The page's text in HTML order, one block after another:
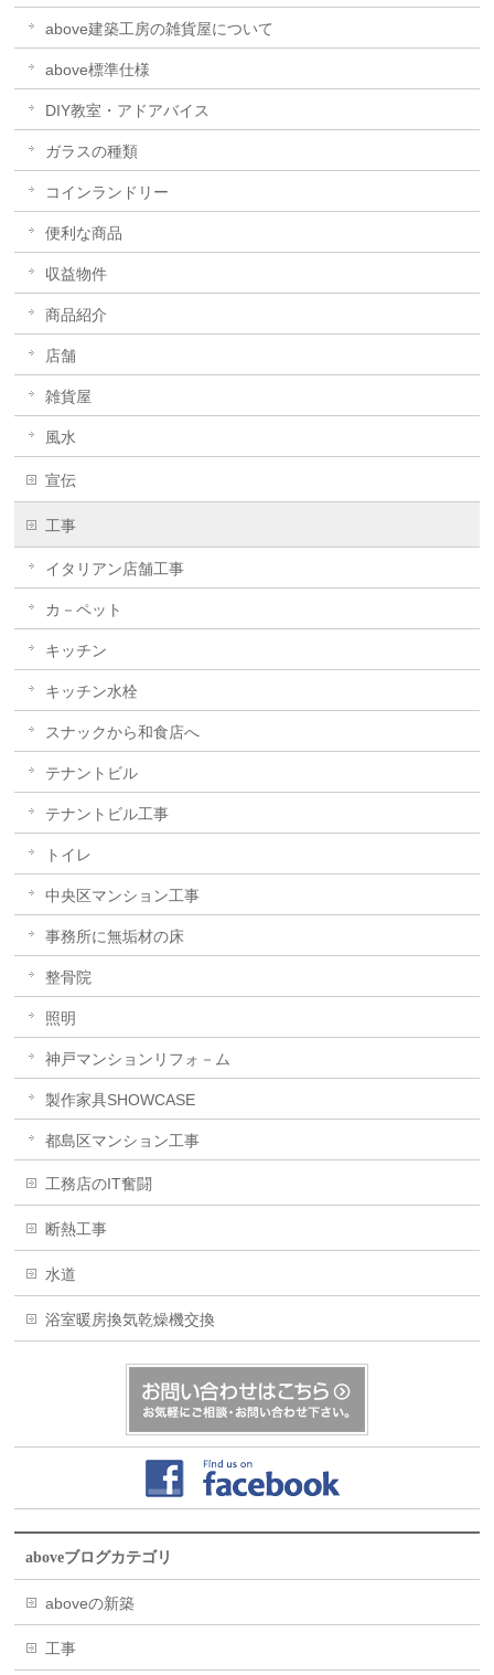
above建築工房の雑貨屋について
above標準仕様
DIY教室・アドアバイス
ガラスの種類
コインランドリー
便利な商品
収益物件
商品紹介
店舗
雑貨屋
風水
宣伝
工事
イタリアン店舗工事
カ－ペット
キッチン
キッチン水栓
スナックから和食店へ
テナントビル
テナントビル工事
トイレ
中央区マンション工事
事務所に無垢材の床
整骨院
照明
神戸マンションリフォ－ム
製作家具SHOWCASE
都島区マンション工事
工務店のIT奮闘
断熱工事
水道
浴室暖房換気乾燥機交換
aboveブログカテゴリ
aboveの新築
工事